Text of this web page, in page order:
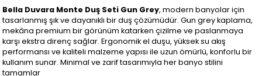
Bella Duvara Monte Duş Seti Gun Grey, modern banyolar için
tasarlanmış şık ve dayanıklı bir duş çözümüdür. Gun grey kaplama,
mekâna premium bir görünüm katarken çizilme ve paslanmaya
karşı ekstra direnç sağlar. Ergonomik el duşu, yüksek su akış
performansı ve kaliteli malzeme yapısı ile uzun ömürlü, konforlu bir
kullanım sunar. Minimal ve zarif tasarımıyla her banyo stilini
tamamlar